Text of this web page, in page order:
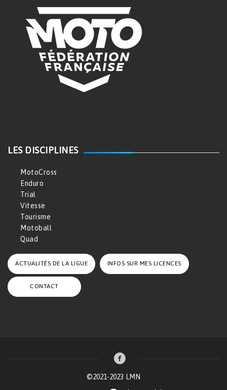
LES DISCIPLINES
MotoCross
Enduro
Trial
Vitesse
Tourisme
Motoball
Quad
ACTUALITÉS DE LA LIGUE INFOS SUR MES LICENCES
CONTACT
©2021-2023 LMN